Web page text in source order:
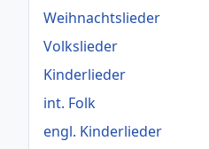
Weihnachtslieder
Volkslieder
Kinderlieder
int. Folk
engl. Kinderlieder